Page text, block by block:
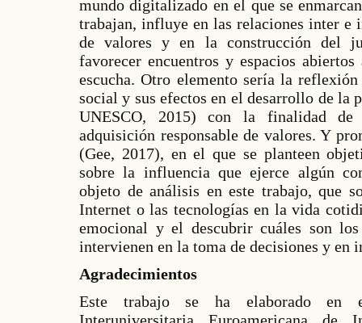
mundo digitalizado en el que se
trabajan, influye en las relaciones inter e
de valores y en la construcción del
favorecer encuentros y espacios
escucha. Otro elemento sería la
social y sus efectos en el desarrollo de la
UNESCO, 2015) con la finalidad
adquisición responsable de valores. Y
(Gee, 2017), en el que se planteen
sobre la influencia que ejerce algún
objeto de análisis en este trabajo, que
Internet o las tecnologías en la vida
emocional y el descubrir cuáles son
intervienen en la toma de decisiones y en
Agradecimientos
Este trabajo se ha elaborado en